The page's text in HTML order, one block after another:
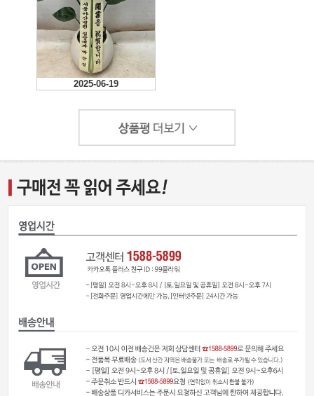
2025-06-19